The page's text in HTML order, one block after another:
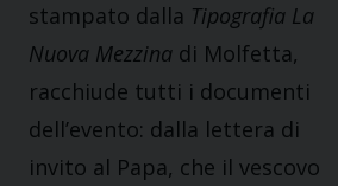
stampato dalla Tipografia La
Nuova Mezzina di Molfetta,
racchiude tutti i documenti
dell’evento: dalla lettera di
invito al Papa, che il vescovo